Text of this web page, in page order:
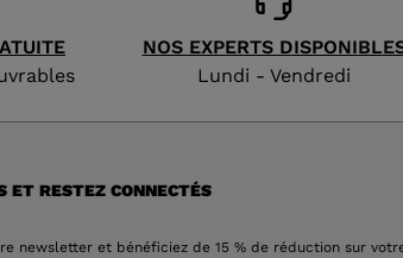
.
NOS EXPERTS
Lundi - Vendredi
ET RESTEZ CONNECTÉS
newsletter et bénéficiez de 15 % de réduction sur